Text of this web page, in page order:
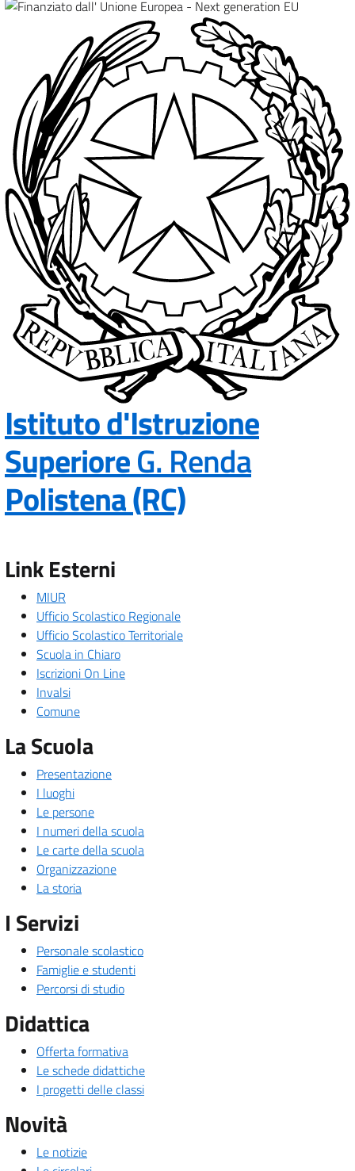
Istituto d'Istruzione
SuperioreG. Renda
Polistena (RC)— Visita la
Link Esterni
MIUR
Ufficio Scolastico Regionale
Ufficio Scolastico Territoriale
Scuola in Chiaro
Iscrizioni On Line
Invalsi
Comune
La Scuola
Presentazione
I luoghi
Le persone
I numeri della scuola
Le carte della scuola
Organizzazione
La storia
I Servizi
Personale scolastico
Famiglie e studenti
Percorsi di studio
Didattica
Offerta formativa
Le schede didattiche
I progetti delle classi
Novità
Le notizie